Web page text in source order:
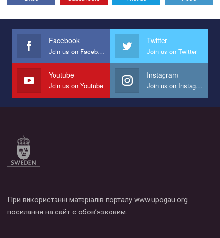
Эмоционально сильный ролик от команды "Гей-альянс
представляющий программу развития организации.
Мы просим вас поддержать нас и помочь нам реализовать
наш план по борьбе с насилием и дискриминацией на почве
СОГИ в Украине.
Все, что вам нужно сделать - это зайти на наш канал YouTube
по этой ссылке и поставить лайк под видео.
Facebook
Join us on Facebook
Twitter
Join us on Twitter
Youtube
Join us on Youtube
Instagram
Join us on Instagram
При використанні матеріалів порталу www.upogau.org
посилання на сайт є обов’язковим.